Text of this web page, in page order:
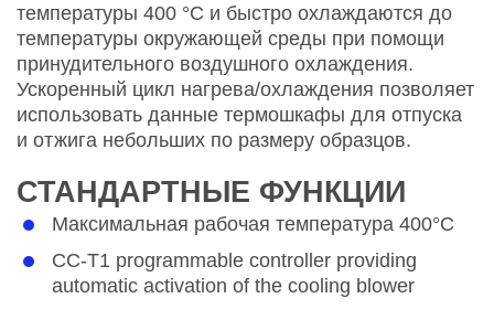
температуры 400 °C и быстро охлаждаются до
температуры окружающей среды при помощи
принудительного воздушного охлаждения.
Ускоренный цикл нагрева/охлаждения позволяет
использовать данные термошкафы для отпуска
и отжига небольших по размеру образцов.
СТАНДАРТНЫЕ ФУНКЦИИ
Максимальная рабочая температура 400°C
CC-T1 programmable controller providing
automatic activation of the cooling blower